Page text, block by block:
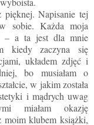
Napisanie tej
sobie. Każda moja
– a ta jest dla mnie
kiedy zaczyna się
układem zdjęć i
bo musiałam o
w jakim została
i mądrych uwag
miałam okazję
moim klubem książki,